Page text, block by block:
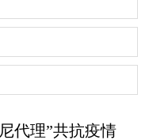
代理”共抗疫情